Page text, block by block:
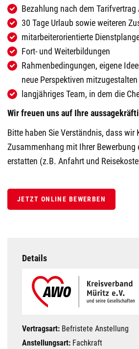
Details
Vertragsart: Befristete Anstellung
Anstellungsart: Fachkraft
Bezahlung nach dem Tarifvertrag
30 Tage Urlaub sowie weiteren
mitarbeiterorientierte
Fort- und Weiterbildungen
Rahmenbedingungen, eigene
neue Perspektiven mitzugestalten
langjähriges Team, in dem die
Wir freuen uns auf Ihre
Bitte haben Sie Verständnis, dass wir
Zusammenhang mit Ihrer Bewerbung
erstatten (z.B. Anfahrt und
JETZT ONLINE BEWERBEN